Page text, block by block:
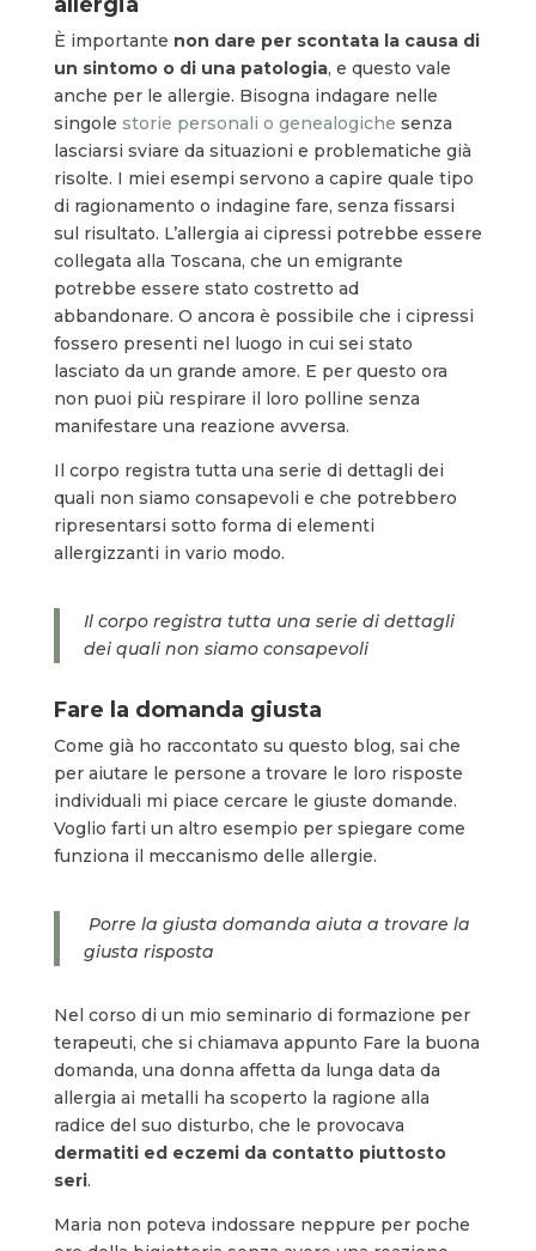
È importante non dare per scontata la causa di
un sintomo o di una patologia, e questo vale
anche per le allergie. Bisogna indagare nelle
singole storie personali o genealogiche senza
lasciarsi sviare da situazioni e problematiche già
risolte. I miei esempi servono a capire quale tipo
di ragionamento o indagine fare, senza fissarsi
sul risultato. L’allergia ai cipressi potrebbe essere
collegata alla Toscana, che un emigrante
potrebbe essere stato costretto ad
abbandonare. O ancora è possibile che i cipressi
fossero presenti nel luogo in cui sei stato
lasciato da un grande amore. E per questo ora
non puoi più respirare il loro polline senza
manifestare una reazione avversa.
Il corpo registra tutta una serie di dettagli dei
quali non siamo consapevoli e che potrebbero
ripresentarsi sotto forma di elementi
allergizzanti in vario modo.
Il corpo registra tutta una serie di dettagli
dei quali non siamo consapevoli
Fare la domanda giusta
Come già ho raccontato su questo blog, sai che
per aiutare le persone a trovare le loro risposte
individuali mi piace cercare le giuste domande.
Voglio farti un altro esempio per spiegare come
funziona il meccanismo delle allergie.
Porre la giusta domanda aiuta a trovare la
giusta risposta
Nel corso di un mio seminario di formazione per
terapeuti, che si chiamava appunto Fare la buona
domanda, una donna affetta da lunga data da
allergia ai metalli ha scoperto la ragione alla
radice del suo disturbo, che le provocava
dermatiti ed eczemi da contatto piuttosto
seri.
Maria non poteva indossare neppure per poche